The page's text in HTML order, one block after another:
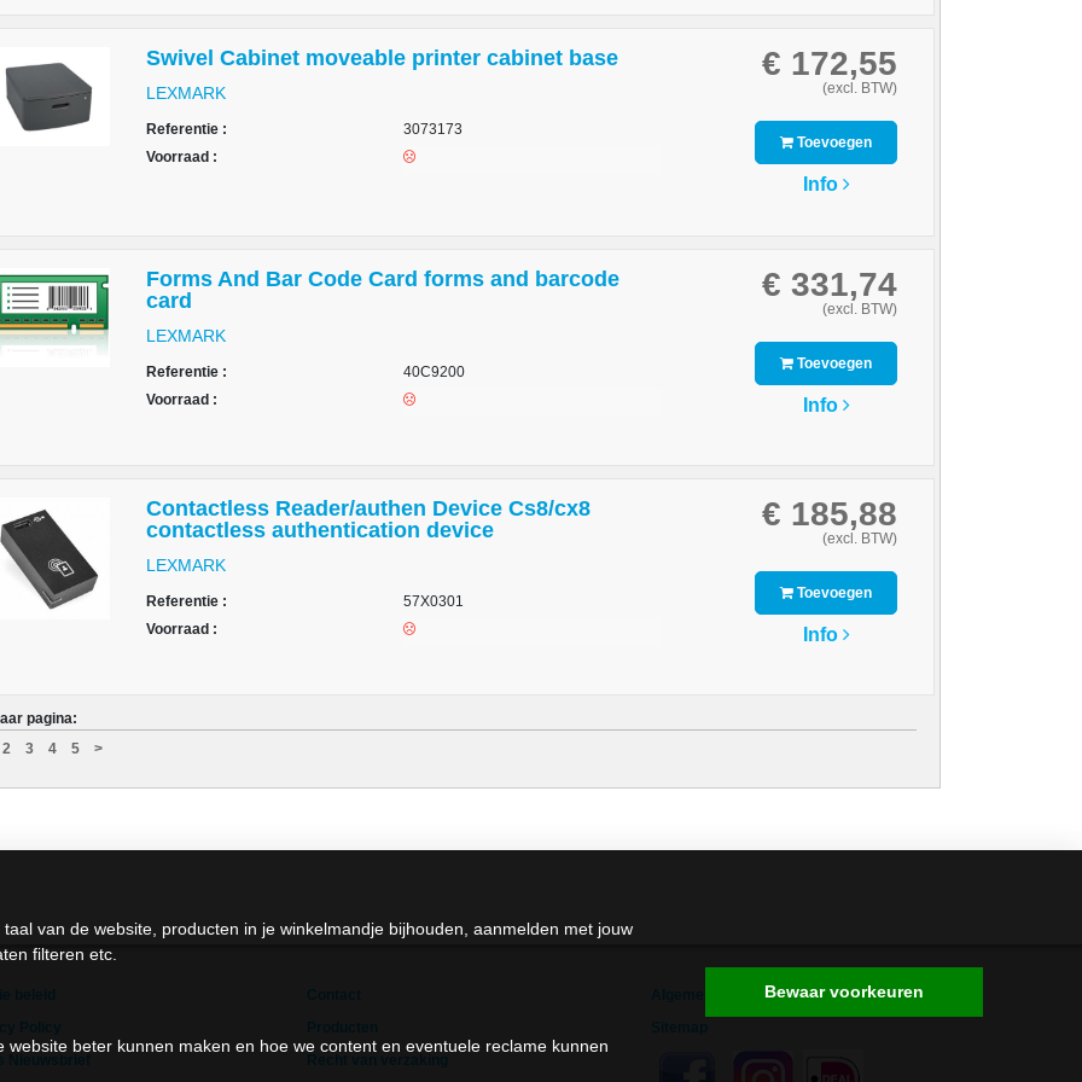
Swivel Cabinet moveable printer cabinet base
LEXMARK
Referentie :
3073173
Voorraad :
€ 172,55
(excl. BTW)
Toevoegen
Info
Forms And Bar Code Card forms and barcode
card
LEXMARK
Referentie :
40C9200
Voorraad :
€ 331,74
(excl. BTW)
Toevoegen
Info
Contactless Reader/authen Device Cs8/cx8
contactless authentication device
LEXMARK
Referentie :
57X0301
Voorraad :
€ 185,88
(excl. BTW)
Toevoegen
Info
pagina:
2 3 4 5 >
Algemene Voorwaarden
van de website, producten in je winkelmandje bijhouden, aanmelden met jouw
filteren etc.
beter kunnen maken en hoe we content en eventuele reclame kunnen
Bewaar voorkeuren